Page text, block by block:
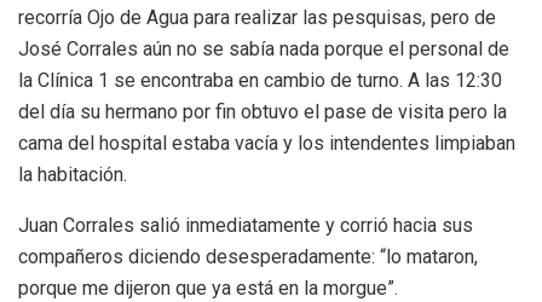
recorría Ojo de Agua para realizar las pesquisas, pero de
José Corrales aún no se sabía nada porque el personal de
la Clínica 1 se encontraba en cambio de turno. A las 12:30
del día su hermano por fin obtuvo el pase de visita pero la
cama del hospital estaba vacía y los intendentes limpiaban
la habitación.
Juan Corrales salió inmediatamente y corrió hacia sus
compañeros diciendo desesperadamente: “lo mataron,
porque me dijeron que ya está en la morgue”.